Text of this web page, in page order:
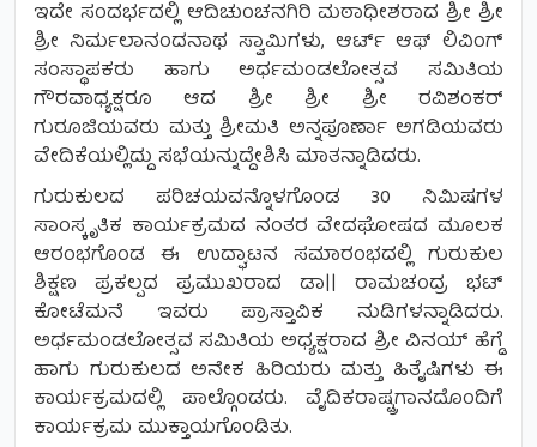
ಇದೇ ಸಂದರ್ಭದಲ್ಲಿ ಆದಿಚುಂಚನಗಿರಿ ಮಠಾಧೀಶರಾದ ಶ್ರೀ ಶ್ರೀ
ಶ್ರೀ ನಿರ್ಮಲಾನಂದನಾಥ ಸ್ವಾಮಿಗಳು, ಆರ್ಟ್ ಆಫ್ ಲಿವಿಂಗ್
ಸಂಸ್ಥಾಪಕರು ಹಾಗು ಅರ್ಧಮಂಡಲೋತ್ಸವ ಸಮಿತಿಯ
ಗೌರವಾಧ್ಯಕ್ಷರೂ ಆದ ಶ್ರೀ ಶ್ರೀ ಶ್ರೀ ರವಿಶಂಕರ್
ಗುರೂಜಿಯವರು ಮತ್ತು ಶ್ರೀಮತಿ ಅನ್ನಪೂರ್ಣಾ ಅಗಡಿಯವರು
ವೇದಿಕೆಯಲ್ಲಿದ್ದು ಸಭೆಯನ್ನುದ್ದೇಶಿಸಿ ಮಾತನ್ನಾಡಿದರು.
ಗುರುಕುಲದ ಪರಿಚಯವನ್ನೊಳಗೊಂಡ 30 ನಿಮಿಷಗಳ
ಸಾಂಸ್ಕೃತಿಕ ಕಾರ್ಯಕ್ರಮದ ನಂತರ ವೇದಘೋಷದ ಮೂಲಕ
ಆರಂಭಗೊಂಡ ಈ ಉದ್ಘಾಟನ ಸಮಾರಂಭದಲ್ಲಿ ಗುರುಕುಲ
ಶಿಕ್ಷಣ ಪ್ರಕಲ್ಪದ ಪ್ರಮುಖರಾದ ಡಾ|| ರಾಮಚಂದ್ರ ಭಟ್
ಕೋಟೆಮನೆ ಇವರು ಪ್ರಾಸ್ತಾವಿಕ ನುಡಿಗಳನ್ನಾಡಿದರು.
ಅರ್ಧಮಂಡಲೋತ್ಸವ ಸಮಿತಿಯ ಅಧ್ಯಕ್ಷರಾದ ಶ್ರೀ ವಿನಯ್ ಹೆಗ್ಡೆ
ಹಾಗು ಗುರುಕುಲದ ಅನೇಕ ಹಿರಿಯರು ಮತ್ತು ಹಿತೈಷಿಗಳು ಈ
ಕಾರ್ಯಕ್ರಮದಲ್ಲಿ ಪಾಲ್ಗೊಂಡರು. ವೈದಿಕರಾಷ್ಟ್ರಗಾನದೊಂದಿಗೆ
ಕಾರ್ಯಕ್ರಮ ಮುಕ್ತಾಯಗೊಂಡಿತು.